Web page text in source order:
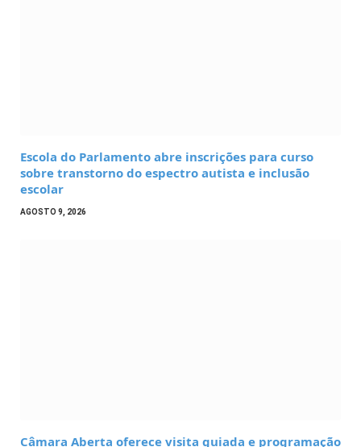
Escola do Parlamento abre inscrições para curso
sobre transtorno do espectro autista e inclusão
escolar
AGOSTO 9, 2026
Câmara Aberta oferece visita guiada e programação